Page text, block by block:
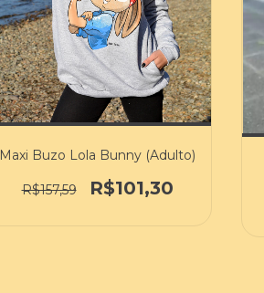
Maxi Buzo Lola Bunny (Adulto)
R$157,59 R$101,30